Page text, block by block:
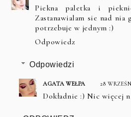
Piekna paletka i
Zastanawialam sie nad nia
potrzebuje w jednym :)
Odpowiedz
Odpowiedzi
AGATA WEŁPA 28
Dokładnie :) Nic więcej